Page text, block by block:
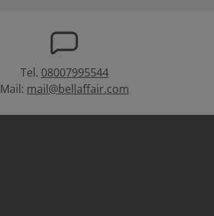
Tel. 08007995544
Mail: mail@bellaffair.com